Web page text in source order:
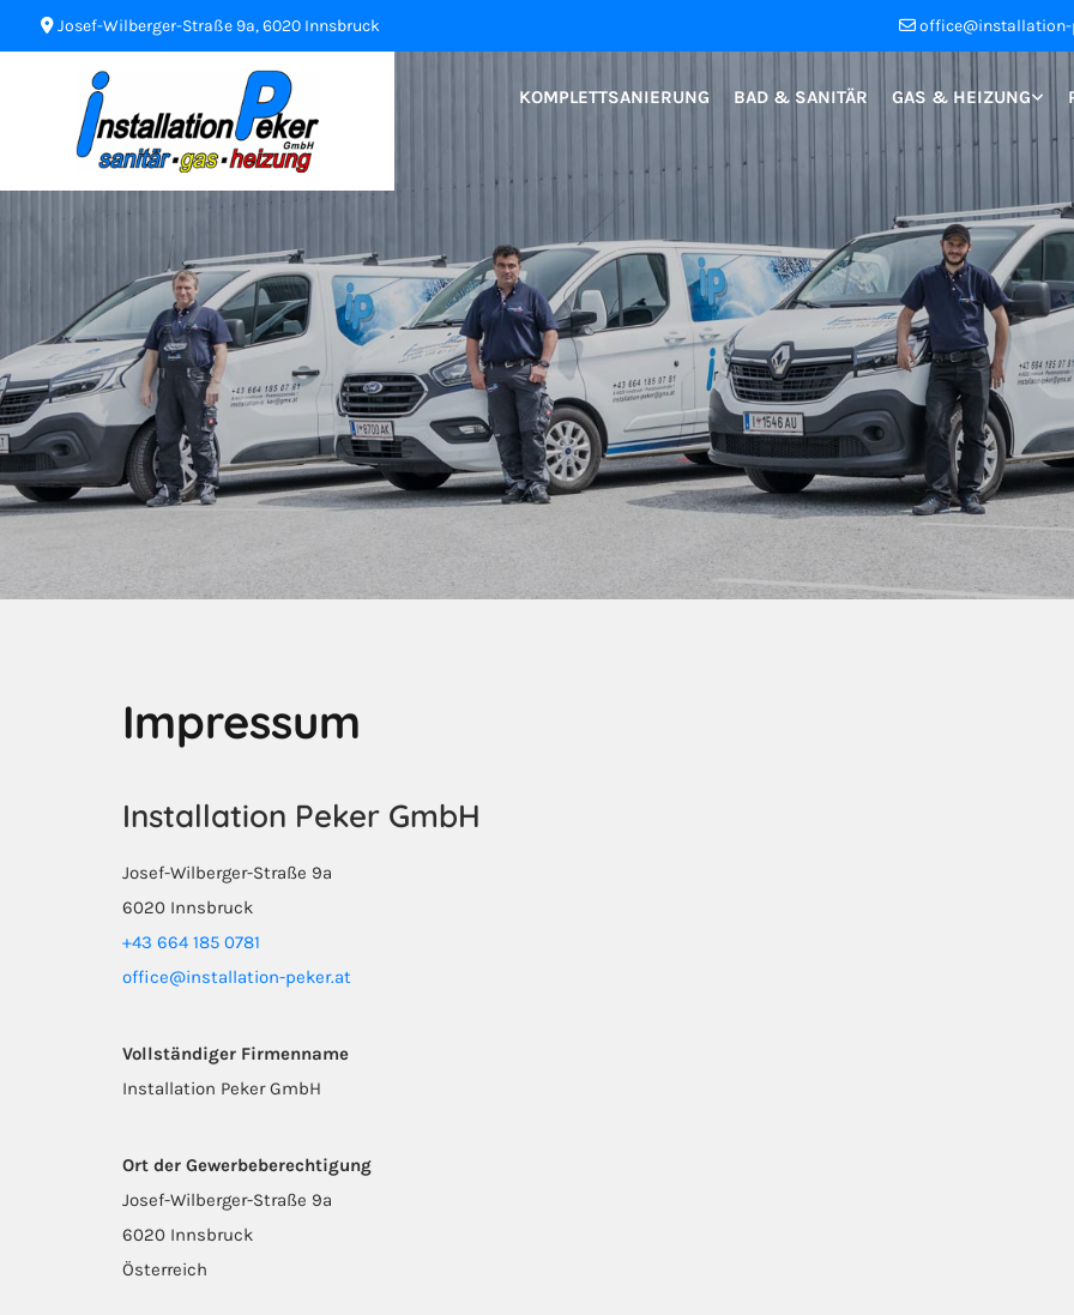
 Josef-Wilberger-Straße 9a, 6020 Innsbruck  office@installation-
KOMPLETTSANIERUNG BAD & SANITÄR GAS & HEIZUNG
Impressum
Installation Peker GmbH
Josef-Wilberger-Straße 9a
6020 Innsbruck
+43 664 185 0781
office@installation-peker.at
Vollständiger Firmenname
Installation Peker GmbH
Ort der Gewerbeberechtigung
Josef-Wilberger-Straße 9a
6020 Innsbruck
Österreich